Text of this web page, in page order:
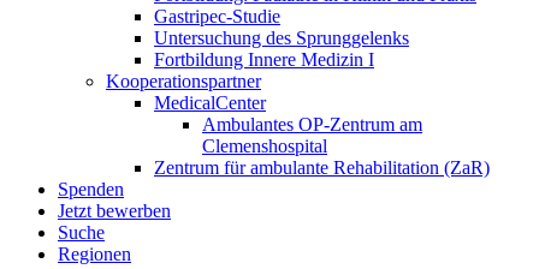
Gastripec-Studie
Untersuchung des Sprunggelenks
Fortbildung Innere Medizin I
Kooperationspartner
MedicalCenter
Ambulantes OP-Zentrum am
Clemenshospital
Zentrum für ambulante Rehabilitation (ZaR)
Spenden
Jetzt bewerben
Suche
Regionen